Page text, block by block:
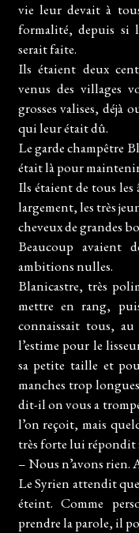
vie leur devait à
formalité, depuis si
serait faite.
Ils étaient deux
venus des villages
grosses valises, déjà
qui leur était dû.
Le garde champêtre
était là pour
Ils étaient de tous les
largement, les très
cheveux de grandes
Beaucoup avaient
ambitions nulles.
Blanicastre, très
mettre en rang,
connaissait tous,
l’estime pour le
sa petite taille et
manches trop
dit-il on vous a
l’on reçoit, mais
très forte lui répondit :
– Nous n’avons rien.
Le Syrien attendit
éteint. Comme
prendre la parole, il